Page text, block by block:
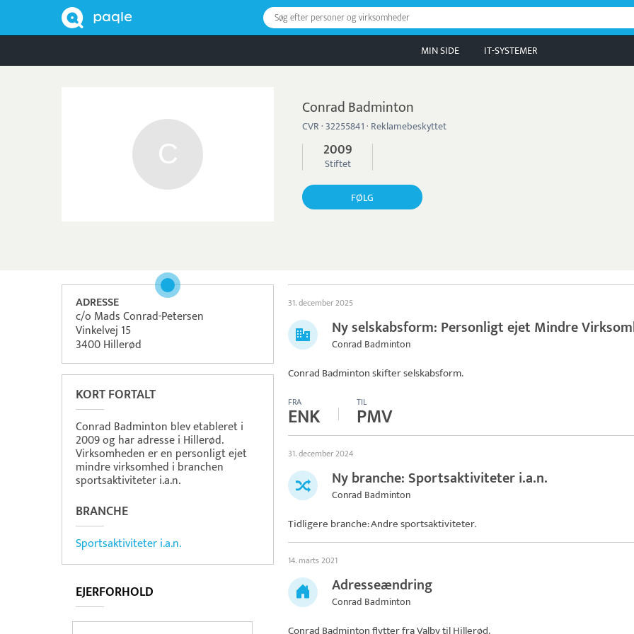
Søg efter personer og virksomheder
MIN SIDE IT-SYSTEMER
Conrad Badminton
CVR · 32255841 · Reklamebeskyttet
2009
Stiftet
FØLG
ADRESSE
c/o Mads Conrad-Petersen
Vinkelvej 15
3400 Hillerød
KORT FORTALT
Conrad Badminton blev etableret i
2009 og har adresse i Hillerød.
Virksomheden er en personligt ejet
mindre virksomhed i branchen
sportsaktiviteter i.a.n.
BRANCHE
Sportsaktiviteter i.a.n.
EJERFORHOLD
31. december 2025
Ny selskabsform: Personligt ejet Mindre
Conrad Badminton
Conrad Badmintonskifter selskabsform.
FRA
ENK TIL
PMV
31. december 2024
Ny branche: Sportsaktiviteter i.a.n.
Conrad Badminton
Tidligere branche: Andre sportsaktiviteter.
14. marts 2021
Adresseændring
Conrad Badminton